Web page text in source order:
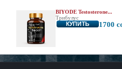
BIYODE Testosterone...
Трибулус
1700
КУПИТЬ